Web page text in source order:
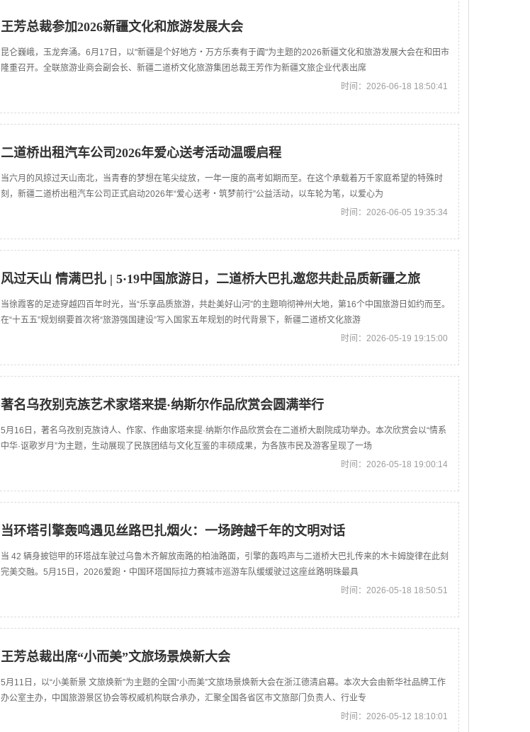
王芳总裁参加2026新疆文化和旅游发展大会
昆仑巍峨，玉龙奔涌。6月17日，以"新疆是个好地方・万方乐奏有于阗"为主题的2026新疆文化和旅游发展大会在和田市
隆重召开。全联旅游业商会副会长、新疆二道桥文化旅游集团总裁王芳作为新疆文旅企业代表出席
时间：2026-06-18 18:50:41
二道桥出租汽车公司2026年爱心送考活动温暖启程
当六月的风掠过天山南北，当青春的梦想在笔尖绽放，一年一度的高考如期而至。在这个承载着万千家庭希望的特殊时
刻，新疆二道桥出租汽车公司正式启动2026年“爱心送考・筑梦前行”公益活动，以车轮为笔，以爱心为
时间：2026-06-05 19:35:34
风过天山 情满巴扎 | 5·19中国旅游日，二道桥大巴扎邀您共赴品质新疆之旅
当徐霞客的足迹穿越四百年时光，当“乐享品质旅游，共赴美好山河”的主题响彻神州大地，第16个中国旅游日如约而至。
在“十五五”规划纲要首次将“旅游强国建设”写入国家五年规划的时代背景下，新疆二道桥文化旅游
时间：2026-05-19 19:15:00
著名乌孜别克族艺术家塔来提·纳斯尔作品欣赏会圆满举行
5月16日，著名乌孜别克族诗人、作家、作曲家塔来提·纳斯尔作品欣赏会在二道桥大剧院成功举办。本次欣赏会以“情系
中华·讴歌岁月”为主题，生动展现了民族团结与文化互鉴的丰硕成果，为各族市民及游客呈现了一场
时间：2026-05-18 19:00:14
当环塔引擎轰鸣遇见丝路巴扎烟火：一场跨越千年的文明对话
当 42 辆身披铠甲的环塔战车驶过乌鲁木齐解放南路的柏油路面，引擎的轰鸣声与二道桥大巴扎传来的木卡姆旋律在此刻
完美交融。5月15日，2026爱跑・中国环塔国际拉力赛城市巡游车队缓缓驶过这座丝路明珠最具
时间：2026-05-18 18:50:51
王芳总裁出席“小而美”文旅场景焕新大会
5月11日，以“小美新景 文旅焕新”为主题的全国“小而美”文旅场景焕新大会在浙江德清启幕。本次大会由新华社品牌工作
办公室主办，中国旅游景区协会等权威机构联合承办，汇聚全国各省区市文旅部门负责人、行业专
时间：2026-05-12 18:10:01